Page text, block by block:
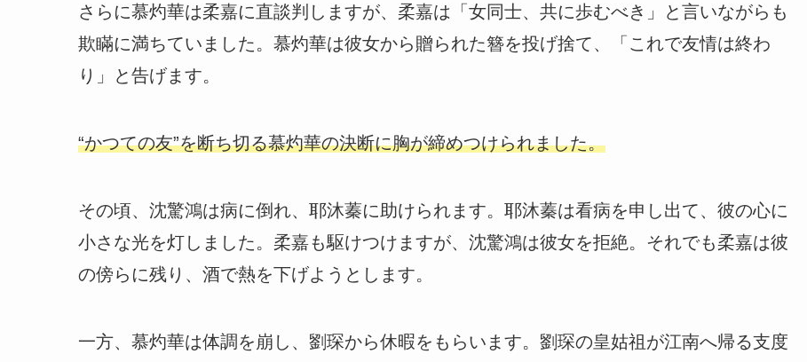
さらに慕灼華は柔嘉に直談判しますが、柔嘉は「女同士、共に歩むべき」と言いながらも
欺瞞に満ちていました。慕灼華は彼女から贈られた簪を投げ捨て、「これで友情は終わ
り」と告げます。
“かつての友”を断ち切る慕灼華の決断に胸が締めつけられました。
その頃、沈驚鴻は病に倒れ、耶沐蓁に助けられます。耶沐蓁は看病を申し出て、彼の心に
小さな光を灯しました。柔嘉も駆けつけますが、沈驚鴻は彼女を拒絶。それでも柔嘉は彼
の傍らに残り、酒で熱を下げようとします。
一方、慕灼華は体調を崩し、劉琛から休暇をもらいます。劉琛の皇姑祖が江南へ帰る支度